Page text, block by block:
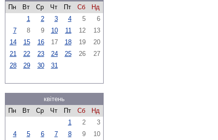
Пн
Вт Ср Чт Пт Сб
Нд
1
2 3 4 5
6
7
8 9 10 11 12
13
14
15 16 17 18 19
20
21
22 23 24 25 26
27
28
29 30 31
квітень
Пн
Вт Ср Чт Пт Сб
Нд
1
2
3
4
5 6 7 8 9
10